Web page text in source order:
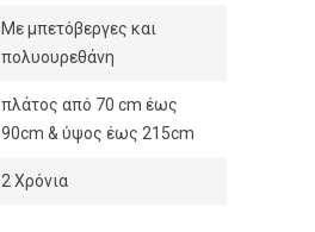
Με μπετόβεργες και
πολυουρεθάνη
πλάτος από 70 cm έως
90cm & ύψος έως 215cm
2 Χρόνια